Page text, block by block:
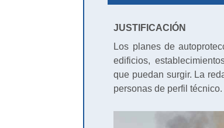
JUSTIFICACIÓN
Los planes de
edificios,
que puedan surgir. La
personas de perfil técnico.